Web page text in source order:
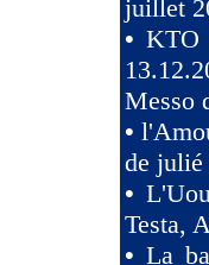
juillet
• KTO
Messo
•
de julié
•
Testa,
•La